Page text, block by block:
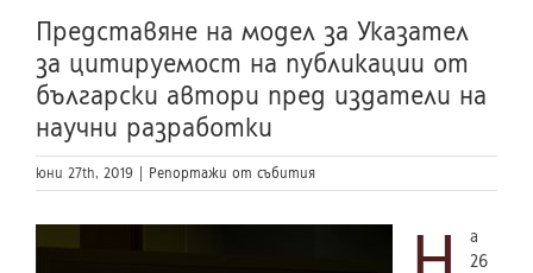
Представяне на модел за Указател
за цитируемост на публикации от
български автори пред издатели на
научни разработки
юни 27th, 2019 Репортажи от събития
а
26